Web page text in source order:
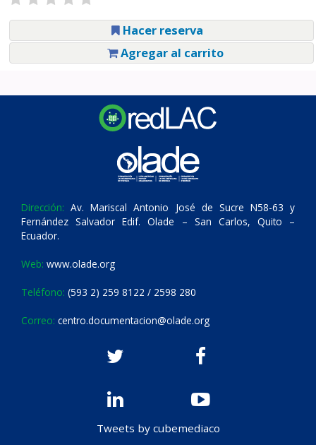
Hacer reserva
Agregar al carrito
Dirección: Av. Mariscal Antonio José de Sucre N58-63 y
Fernández Salvador Edif. Olade – San Carlos, Quito –
Ecuador.
Web: www.olade.org
Teléfono: (593 2) 259 8122 / 2598 280
Correo: centro.documentacion@olade.org
Tweets by cubemediaco